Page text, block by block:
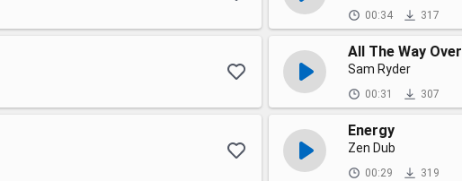
00:34 317
All The Way Over
Sam Ryder
00:31 307
Energy
Zen Dub
00:29 319